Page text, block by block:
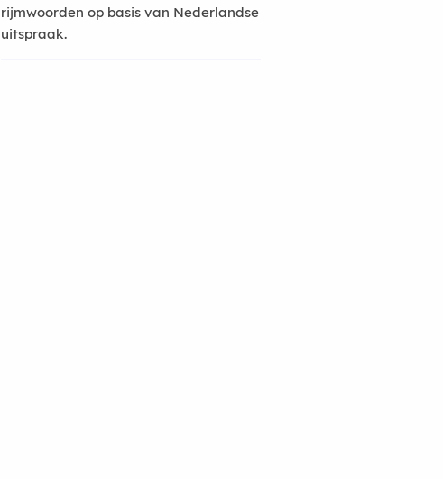
rijmwoorden op basis van Nederlandse
uitspraak.